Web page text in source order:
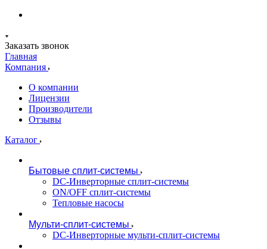
Заказать звонок
Главная
Компания
О компании
Лицензии
Производители
Отзывы
Каталог
Бытовые сплит-системы
DC-Инверторные сплит-системы
ON/OFF сплит-системы
Тепловые насосы
Мульти-сплит-системы
DC-Инверторные мульти-сплит-системы